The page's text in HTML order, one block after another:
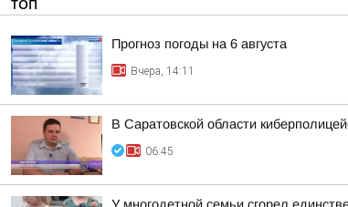
ТОП
Прогноз погоды на 6 августа
Вчера, 14:11
В Саратовской области
06:45